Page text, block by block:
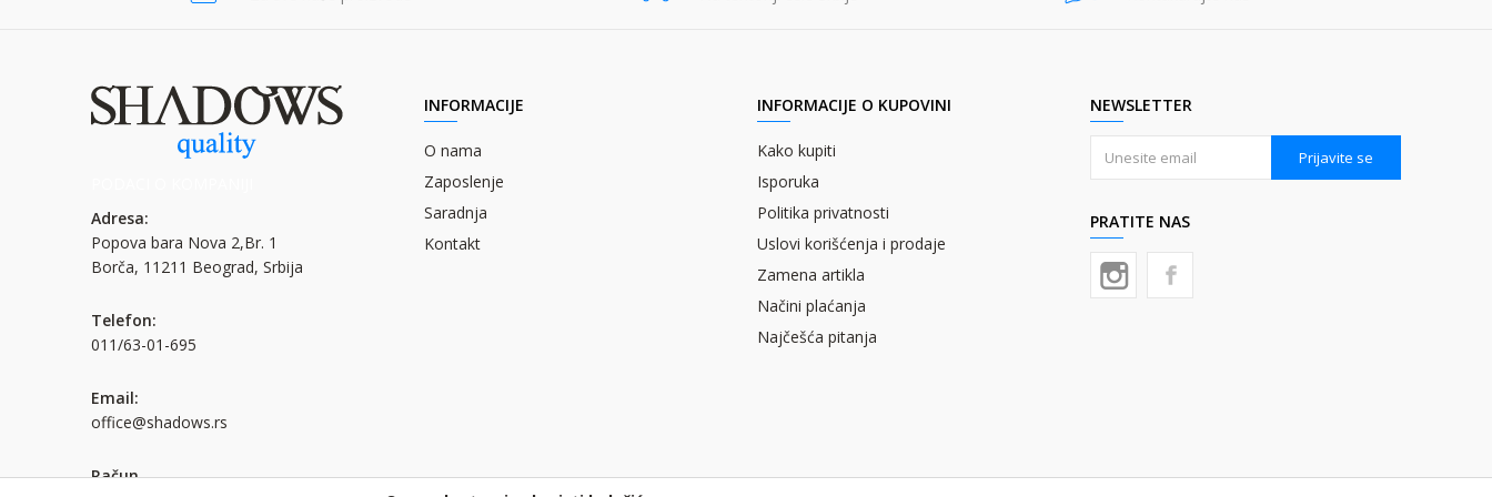
Adresa:
Popova bara Nova 2,Br. 1
Borča, 11211 Beograd, Srbija
Telefon:
011/63-01-695
Email:
office@shadows.rs
Račun
INFORMACIJE
O nama
Zaposlenje
Saradnja
Kontakt
INFORMACIJE O KUPOVINI
Kako kupiti
Isporuka
Politika privatnosti
Uslovi korišćenja i prodaje
Zamena artikla
Načini plaćanja
Najčešća pitanja
NEWSLETTER
Prijavite se
PRATITE NAS